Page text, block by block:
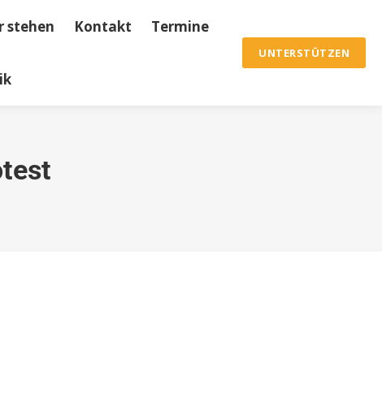
stehen Kontakt Termine
UNTERSTÜTZEN
UNTERSTÜTZEN